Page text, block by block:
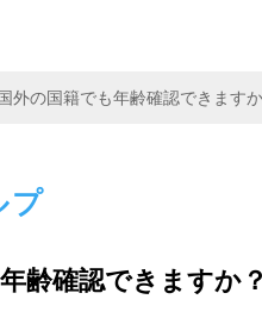
外の国籍でも年齢確認できます
プ
齢確認できますか